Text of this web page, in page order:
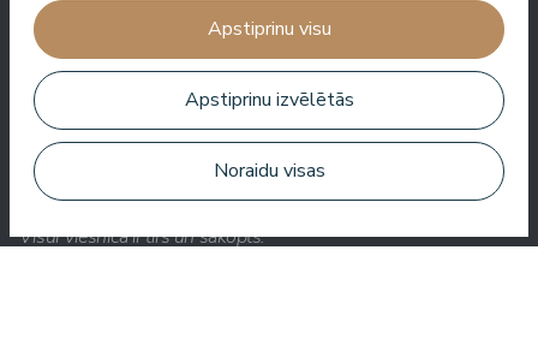
Šeit jūs saņemat daudz par savu naudu. Ļoti jauks serviss.
Visur viesnīcā ir tīrs un sakopts.
Apstiprinu visu
Apstiprinu izvēlētās
Noraidu visas